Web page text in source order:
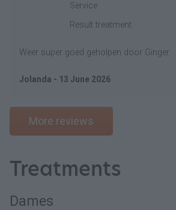
Service
Result treatment
Weer super goed geholpen door Ginger
Jolanda - 13 June 2026
More reviews
Treatments
Dames